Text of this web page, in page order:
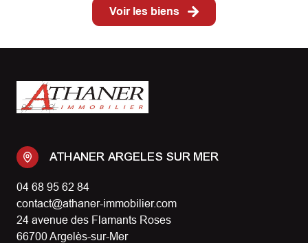
Voir les biens
ATHANER ARGELES SUR MER
04 68 95 62 84
contact@athaner-immobilier.com
24 avenue des Flamants Roses
66700 Argelès-sur-Mer